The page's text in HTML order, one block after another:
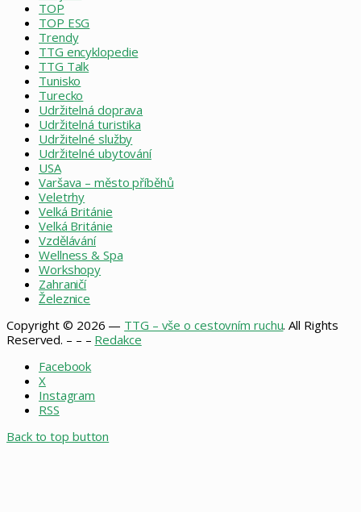
TOP
TOP ESG
Trendy
TTG encyklopedie
TTG Talk
Tunisko
Turecko
Udržitelná doprava
Udržitelná turistika
Udržitelné služby
Udržitelné ubytování
USA
Varšava – město příběhů
Veletrhy
Velká Británie
Velká Británie
Vzdělávání
Wellness & Spa
Workshopy
Zahraničí
Železnice
Copyright © 2026 — TTG – vše o cestovním ruchu. All Rights
Reserved. – – – Redakce
Facebook
X
Instagram
RSS
Back to top button